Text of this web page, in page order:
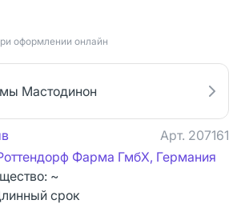
оформлении онлайн
Мастодинон
Арт. 207161
Фарма ГмбХ, Германия
~
срок